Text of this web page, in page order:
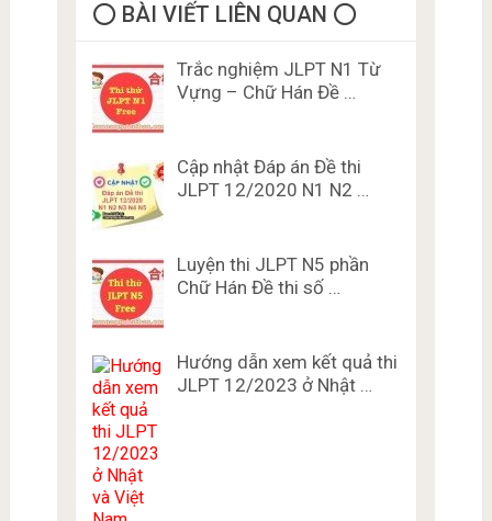
⭕️ BÀI VIẾT LIÊN QUAN ⭕️
Trắc nghiệm JLPT N1 Từ
Vựng – Chữ Hán Đề …
Cập nhật Đáp án Đề thi
JLPT 12/2020 N1 N2 …
Luyện thi JLPT N5 phần
Chữ Hán Đề thi số …
Hướng dẫn xem kết quả thi
JLPT 12/2023 ở Nhật …